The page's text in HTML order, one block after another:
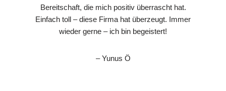
Bereitschaft, die mich positiv überrascht hat.
Einfach toll – diese Firma hat überzeugt. Immer
wieder gerne – ich bin begeistert!
– Yunus Ö